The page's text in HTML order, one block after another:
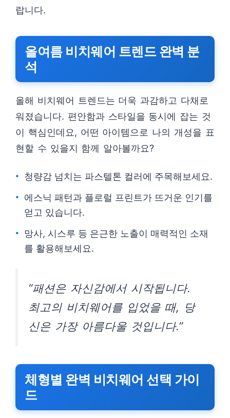
랍니다.
올여름 비치웨어 트렌드 완벽 분
석
올해 비치웨어 트렌드는 더욱 과감하고 다채로
워졌습니다. 편안함과 스타일을 동시에 잡는 것
이 핵심인데요, 어떤 아이템으로 나의 개성을 표
현할 수 있을지 함께 알아볼까요?
청량감 넘치는 파스텔톤 컬러에 주목해보세요.
에스닉 패턴과 플로럴 프린트가 뜨거운 인기를
얻고 있습니다.
망사, 시스루 등 은근한 노출이 매력적인 소재
를 활용해보세요.
“패션은 자신감에서 시작됩니다.
최고의 비치웨어를 입었을 때, 당
신은 가장 아름다울 것입니다.”
체형별 완벽 비치웨어 선택 가이
드